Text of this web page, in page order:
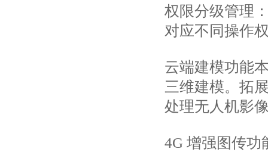
权限分级管理
对应不同操作
云端建模功能
三维建模。拓
处理无人机影
4G 增强图传功